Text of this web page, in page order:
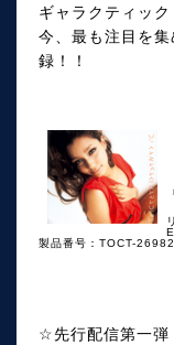
ギャラクティッ
今、最も注目を
録！！
製品番号：TOCT-26982
☆先行配信第一